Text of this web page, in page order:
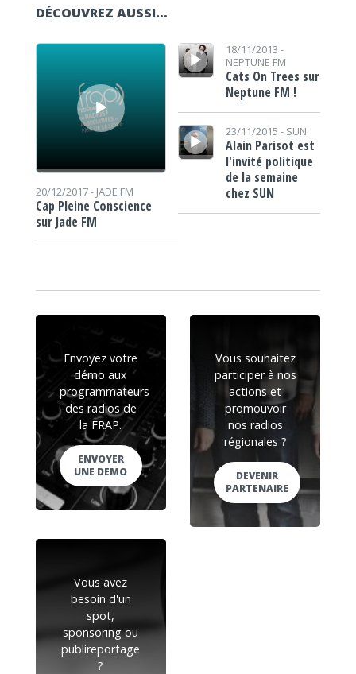
DÉCOUVREZ AUSSI…
Lecteur audio
20/12/2017 - JADE FM
Cap Pleine Conscience
sur Jade FM
Lecteur audio18/11/2013 -
NEPTUNE FM
Cats On Trees sur
Neptune FM !
Lecteur audio
23/11/2015 - SUN
Alain Parisot est
l'invité politique
de la semaine
chez SUN
Envoyez votre
démo aux
programmateurs
des radios de
la FRAP.
ENVOYER
UNE DEMO
Vous souhaitez
participer à nos
actions et
promouvoir
nos radios
régionales ?
DEVENIR
PARTENAIRE
Vous avez
besoin d'un
spot,
sponsoring ou
publireportage
?